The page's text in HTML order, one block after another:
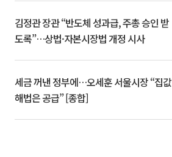
김정관 장관 “반도체 성과급, 주총 승인 받
도록”…상법·자본시장법 개정 시사
세금 꺼낸 정부에…오세훈 서울시장 “집값
해법은 공급” [종합]